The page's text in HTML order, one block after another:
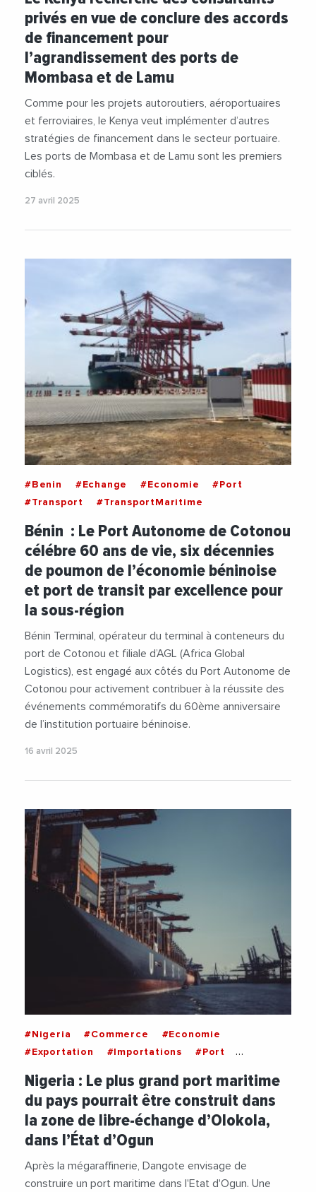
privés en vue de conclure des accords
de financement pour
l’agrandissement des ports de
Mombasa et de Lamu
Comme pour les projets autoroutiers, aéroportuaires
et ferroviaires, le Kenya veut implémenter d’autres
stratégies de financement dans le secteur portuaire.
Les ports de Mombasa et de Lamu sont les premiers
ciblés.
27 avril 2025
#Benin #Echange #Economie
#Port
#Transport
#TransportMaritime
Bénin : Le Port Autonome de Cotonou
célébre 60 ans de vie, six décennies
de poumon de l’économie béninoise
et port de transit par excellence pour
la sous-région
Bénin Terminal, opérateur du terminal à conteneurs du
port de Cotonou et filiale d’AGL (Africa Global
Logistics), est engagé aux côtés du Port Autonome de
Cotonou pour activement contribuer à la réussite des
événements commémoratifs du 60ème anniversaire
de l’institution portuaire béninoise.
16 avril 2025
#Nigeria #Commerce
#Economie
#Exportation
#Importations
#Port
Nigeria : Le plus grand port maritime
du pays pourrait être construit dans
la zone de libre-échange d’Olokola,
dans l’État d’Ogun
Après la mégaraffinerie, Dangote envisage de
construire un port maritime dans l'Etat d'Ogun. Une